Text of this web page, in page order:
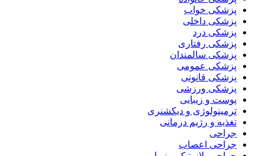
پزشکی خواب
پزشکی داخلی
پزشکی درد
پزشکی رفتاری
پزشکی سالمندان
پزشکی عمومی
پزشکی قانونی
پزشکی ورزشی
پوست و زیبایی
ترمینولوژی و دیکشنری
تغذیه و رژیم درمانی
جراحی
جراحی اعصاب